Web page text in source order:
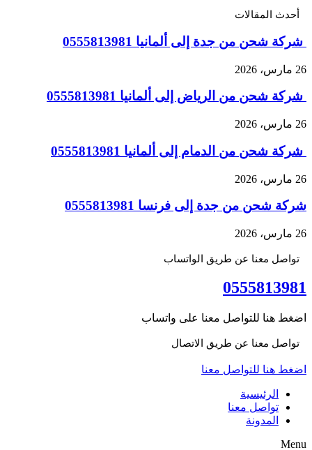
أحدث المقالات
شركة شحن من جدة إلى ألمانيا 0555813981
26 مارس، 2026
شركة شحن من الرياض إلى ألمانيا 0555813981
26 مارس، 2026
شركة شحن من الدمام إلى ألمانيا 0555813981
26 مارس، 2026
شركة شحن من جدة إلى فرنسا 0555813981
26 مارس، 2026
تواصل معنا عن طريق الواتساب
0555813981
اضغط هنا للتواصل معنا على واتساب
تواصل معنا عن طريق الاتصال
اضغط هنا للتواصل معنا
الرئيسية
تواصل معنا
المدونة
Menu